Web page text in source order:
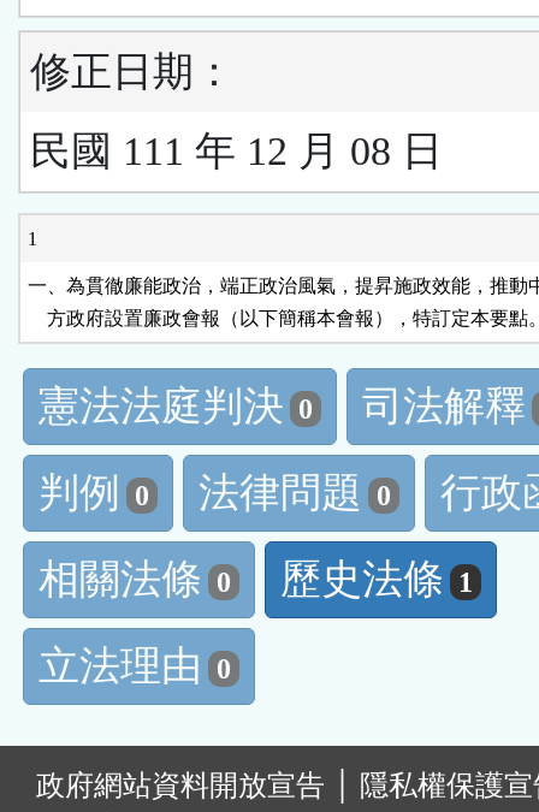
修正日期：
民國 111 年 12 月 08 日
1
一、為貫徹廉能政治，端正政治風氣，提昇施政效能，推動
方政府設置廉政會報（以下簡稱本會報），特訂定本要點
憲法法庭判決 0
司法解釋
判例
0 法律問題 0
行政
相關法條 0 歷史法條 1
立法理由 0
政府網站資料開放宣告
隱私權保護